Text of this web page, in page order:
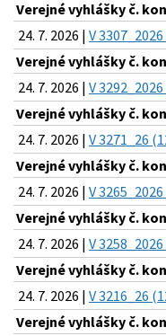
Verejné vyhlášky č.
24. 7. 2026 | V
Verejné vyhlášky č.
24. 7. 2026 | V
Verejné vyhlášky č.
24. 7. 2026 | V 3271_26
Verejné vyhlášky č.
24. 7. 2026 | V
Verejné vyhlášky č.
24. 7. 2026 | V
Verejné vyhlášky č.
24. 7. 2026 | V 3216_26
Verejné vyhlášky č.